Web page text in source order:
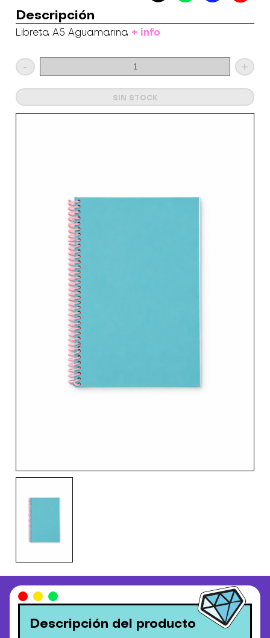
Descripción
Libreta A5 Aguamarina + info
- +
SIN STOCK
Descripción del producto